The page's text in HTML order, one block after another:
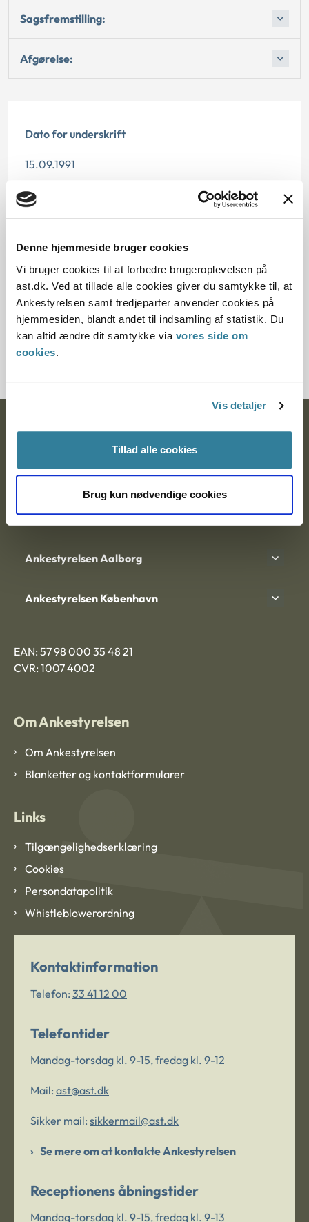
Denne hjemmeside bruger cookies
Vi bruger cookies til at forbedre brugeroplevelsen på
ast.dk. Ved at tillade alle cookies giver du samtykke til, at
Ankestyrelsen samt tredjeparter anvender cookies på
hjemmesiden, blandt andet til indsamling af statistik. Du
kan altid ændre dit samtykke via vores side om
cookies.
Vis detaljer
Tillad alle cookies
Brug kun nødvendige cookies
Sagsfremstilling:
Afgørelse:
Dato for underskrift
15.09.1991
Offentliggørelsesdato
Paragraf
§ 14
Journalnummer
2730-90
Ankestyrelsen
Nytorv 7, 2. sal
Ankestyrelsen Aalborg
Ankestyrelsen København
EAN: 57 98 000 35 48 21
CVR: 1007 4002
Om Ankestyrelsen
Om Ankestyrelsen
Blanketter og kontaktformularer
Links
Tilgængelighedserklæring
Cookies
Persondatapolitik
Whistleblowerordning
Kontaktinformation
Telefon: 33 41 12 00
Telefontider
Mandag-torsdag kl. 9-15, fredag kl. 9-12
Mail: ast@ast.dk
Sikker mail: sikkermail@ast.dk
Se mere om at kontakte Ankestyrelsen
Receptionens åbningstider
Mandag-torsdag kl. 9-15, fredag kl. 9-13